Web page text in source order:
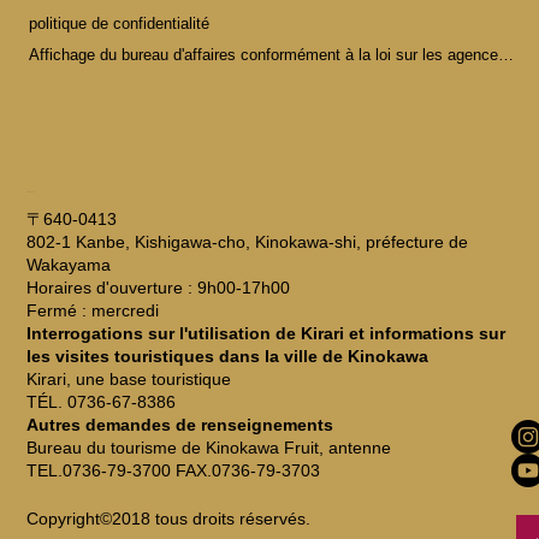
politique de confidentialité
Affichage du bureau d'affaires conformément à la loi sur les agences de voyages
〒640-0413
802-1 Kanbe, Kishigawa-cho, Kinokawa-shi, préfecture de
Wakayama
Horaires d'ouverture : 9h00-17h00
Fermé : mercredi
Interrogations sur l'utilisation de Kirari et informations sur
les visites touristiques dans la ville de Kinokawa
Kirari, une base touristique
TÉL. 0736-67-8386
Autres demandes de renseignements
Bureau du tourisme de Kinokawa Fruit, antenne
TEL.0736-79-3700 FAX.0736-79-3703
Copyright©2018 tous droits réservés.